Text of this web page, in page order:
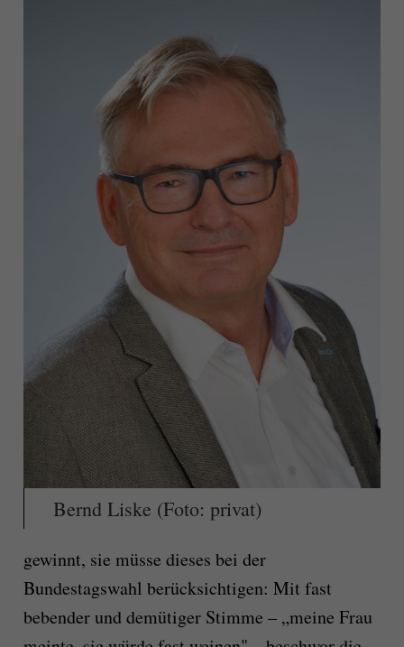
Bernd Liske (Foto: privat)
gewinnt, sie müsse dieses bei der
Bundestagswahl berücksichtigen: Mit fast
bebender und demütiger Stimme – „meine Frau